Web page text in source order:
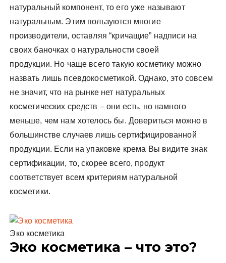
натуральный компонент, то его уже называют
натуральным. Этим пользуются многие
производители, оставляя “кричащие” надписи на
своих баночках о натуральности своей
продукции. Но чаще всего такую косметику можно
назвать лишь псевдокосметикой. Однако, это совсем
не значит, что на рынке нет натуральных
косметических средств – они есть, но намного
меньше, чем нам хотелось бы. Довериться можно в
большинстве случаев лишь сертифицированной
продукции. Если на упаковке крема Вы видите знак
сертификации, то, скорее всего, продукт
соответствует всем критериям натуральной
косметики.
Эко косметика
Эко косметика – что это?